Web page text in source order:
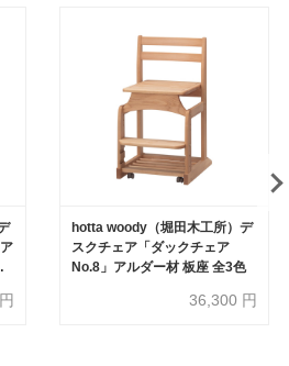
円
hotta woody（堀田木工所）デ
スクチェア「ダックチェア
No.8」アルダー材 板座 全3色
36,300 円